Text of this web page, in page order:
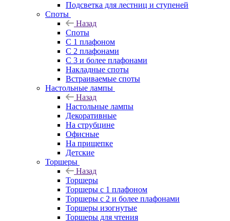
Подсветка для лестниц и ступеней
Споты
Назад
Споты
С 1 плафоном
С 2 плафонами
С 3 и более плафонами
Накладные споты
Встраиваемые споты
Настольные лампы
Назад
Настольные лампы
Декоративные
На струбцине
Офисные
На прищепке
Детские
Торшеры
Назад
Торшеры
Торшеры с 1 плафоном
Торшеры с 2 и более плафонами
Торшеры изогнутые
Торшеры для чтения